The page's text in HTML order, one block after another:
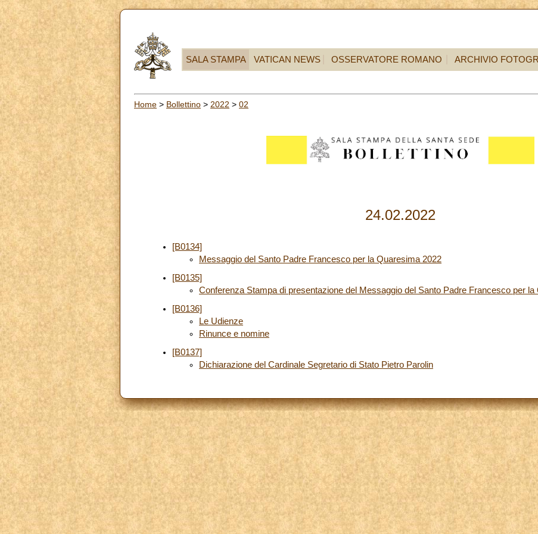
SALA STAMPA VATICAN NEWS OSSERVATORE ROMANO ARCHIVIO
Home > Bollettino > 2022 > 02
24.02.2022
[B0134]
Messaggio del Santo Padre Francesco per la Quaresima 2022
[B0135]
Conferenza Stampa di presentazione del Messaggio del Santo Padre Francesco per la
[B0136]
Le Udienze
Rinunce e nomine
[B0137]
Dichiarazione del Cardinale Segretario di Stato Pietro Parolin